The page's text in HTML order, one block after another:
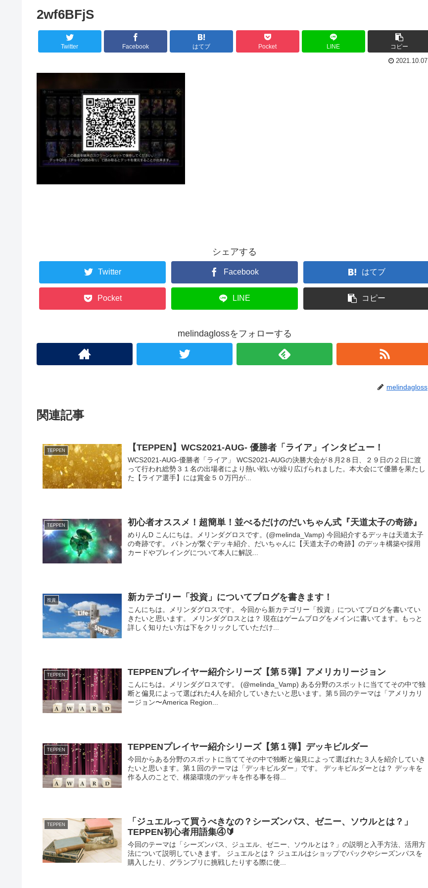
2wf6BFjS
Twitter Facebook はてブ Pocket LINE コピー
2021.10.07
シェアする
Twitter Facebook はてブ
Pocket LINE コピー
melindaglossをフォローする
melindagloss
関連記事
TEPPEN 【TEPPEN】WCS2021-AUG- 優勝者「ライア」インタビュー！
WCS2021-AUG-優勝者「ライア」 WCS2021-AUGの決勝大会が８月2８日、２９日の２日に渡
って行われ総勢３１名の出場者により熱い戦いが繰り広げられました。本大会にて優勝を果たし
た【ライア選手】には賞金５０万円が...
TEPPEN 初心者オススメ！超簡単！並べるだけのだいちゃん式『天道太子の奇跡』
めりんD こんにちは。メリンダグロスです。(@melinda_Vamp) 今回紹介するデッキは天道太子
の奇跡です。 バトンが繋ぐデッキ紹介、だいちゃんに【天道太子の奇跡】のデッキ構築や採用
カードやプレイングについて本人に解説...
投資 新カテゴリー「投資」についてブログを書きます！
こんにちは。メリンダグロスです。 今回から新カテゴリー「投資」についてブログを書いてい
きたいと思います。 メリンダグロスとは？ 現在はゲームブログをメインに書いてます。もっと
詳しく知りたい方は下をクリックしていただけ...
TEPPEN TEPPENプレイヤー紹介シリーズ【第５弾】アメリカリージョン
こんにちは。メリンダグロスです。 (@melinda_Vamp) ある分野のスポットに当ててその中で独
断と偏見によって選ばれた4人を紹介していきたいと思います。第５回のテーマは「アメリカリ
ージョン〜America Region...
TEPPEN TEPPENプレイヤー紹介シリーズ【第１弾】デッキビルダー
今回からある分野のスポットに当ててその中で独断と偏見によって選ばれた３人を紹介していき
たいと思います。第１回のテーマは「デッキビルダー」です。 デッキビルダーとは？ デッキを
作る人のことで、構築環境のデッキを作る事を得...
TEPPEN
「ジュエルって買うべきなの？シーズンパス、ゼニー、ソウルとは？」
TEPPEN初心者用語集④🔰
今回のテーマは「シーズンパス、ジュエル、ゼニー、ソウルとは？」の説明と入手方法、活用方
法について説明していきます。 ジュエルとは？ ジュエルはショップでパックやシーズンパスを
購入したり、グランプリに挑戦したりする際に使...